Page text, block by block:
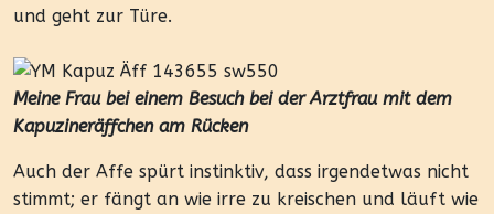
und geht zur Türe.
Meine Frau bei einem Besuch bei der Arztfrau mit dem
Kapuzineräffchen am Rücken
Auch der Affe spürt instinktiv, dass irgendetwas nicht
stimmt; er fängt an wie irre zu kreischen und läuft wie